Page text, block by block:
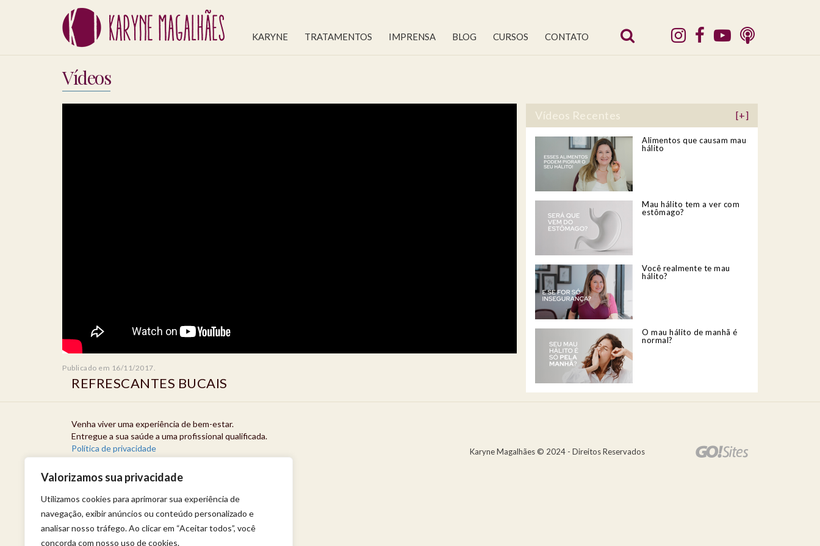
Valorizamos sua privacidade
Utilizamos cookies para aprimorar sua experiência de
navegação, exibir anúncios ou conteúdo personalizado e
analisar nosso tráfego. Ao clicar em “Aceitar todos”, você
concorda com nosso uso de cookies.
KARYNE TRATAMENTOS IMPRENSA BLOG CURSOS CONTATO
Vídeos
Publicado em 16/11/2017.
REFRESCANTES BUCAIS
Vídeos Recentes [+]
Alimentos que causam mau
hálito
Mau hálito tem a ver com
estômago?
Você realmente te mau
hálito?
O mau hálito de manhã é
normal?
Venha viver uma experiência de bem-estar.
Entregue a sua saúde a uma profissional qualificada.
Política de privacidade
Karyne Magalhães © 2024 - Direitos Reservados